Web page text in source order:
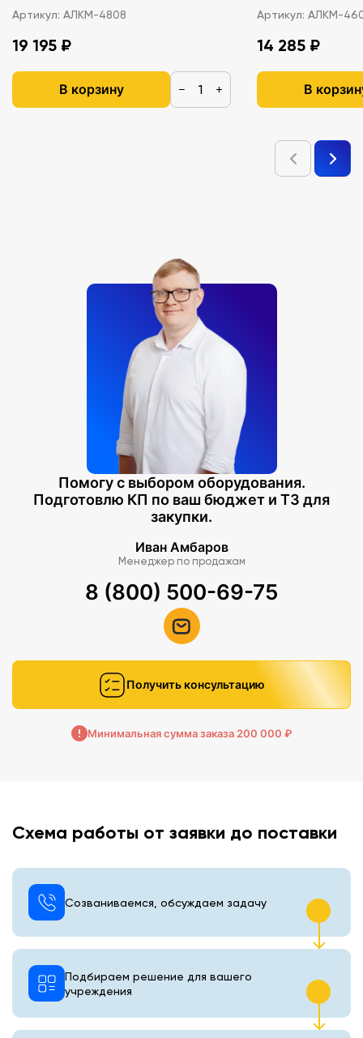
Артикул: АЛКМ-4808
19 195 ₽
В корзину − +
Артикул: АЛКМ-
14 285 ₽
В
Помогу с выбором оборудования.
Подготовлю КП по ваш бюджет и ТЗ для
закупки.
Иван Амбаров
Менеджер по продажам
8 (800) 500-69-75
Получить консультацию
Минимальная сумма заказа 200 000 ₽
Схема работы от заявки до поставки
Созваниваемся, обсуждаем задачу
Подбираем решение для вашего
учреждения